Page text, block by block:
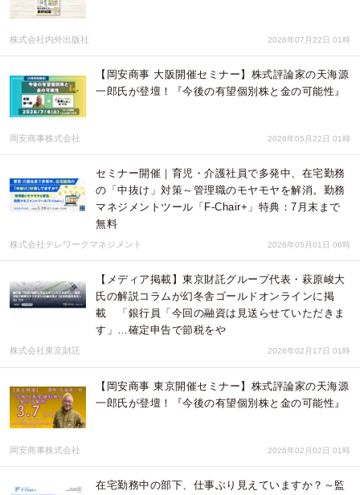
株式会社内外出版社 2026年07月22日 01時
【岡安商事 大阪開催セミナー】株式評論家の天海源
一郎氏が登壇！『今後の有望個別株と金の可能性』
岡安商事株式会社 2026年05月22日 01時
セミナー開催｜育児・介護社員で多発中、在宅勤務
の「中抜け」対策～管理職のモヤモヤを解消。勤務
マネジメントツール「F-Chair+」特典：7月末まで
無料
株式会社テレワークマネジメント 2026年05月01日 06時
【メディア掲載】東京財託グループ代表・萩原峻大
氏の解説コラムが幻冬舎ゴールドオンラインに掲
載 「銀行員「今回の融資は見送らせていただきま
す」…確定申告で節税をや
株式会社東京財託 2026年02月17日 01時
【岡安商事 東京開催セミナー】株式評論家の天海源
一郎氏が登壇！『今後の有望個別株と金の可能性』
岡安商事株式会社 2026年02月02日 01時
在宅勤務中の部下、仕事ぶり見えていますか？～監